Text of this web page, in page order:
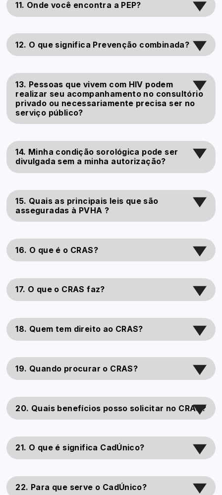
11. Onde você encontra a PEP?
12. O que significa Prevenção combinada?
13. Pessoas que vivem com HIV podem
realizar seu acompanhamento no consultório
privado ou necessariamente precisa ser no
serviço público?
14. Minha condição sorológica pode ser
divulgada sem a minha autorização?
15. Quais as principais leis que são
asseguradas à PVHA ?
16. O que é o CRAS?
17. O que o CRAS faz?
18. Quem tem direito ao CRAS?
19. Quando procurar o CRAS?
20. Quais benefícios posso solicitar no CRAS?
21. O que é significa CadÚnico?
22. Para que serve o CadÚnico?